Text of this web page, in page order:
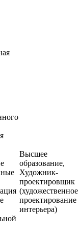
Высшее
образование,
Художник-
проектировщик
(художественное
проектирование
интерьера)